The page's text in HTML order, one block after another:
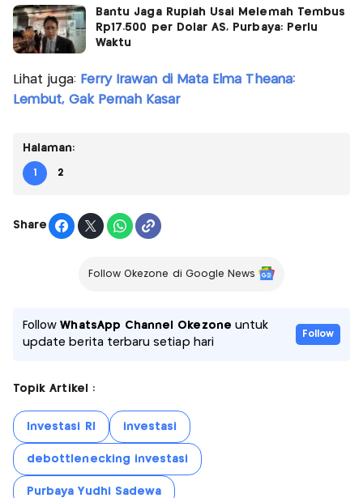
Bantu Jaga Rupiah Usai Melemah Tembus
Rp17.500 per Dolar AS, Purbaya: Perlu
Waktu
Lihat juga: Ferry Irawan di Mata Elma Theana:
Lembut, Gak Pernah Kasar
Halaman:
1 2
Share
Follow Okezone di Google News
FollowWhatsApp Channel Okezone untuk
update berita terbaru setiap hari
Follow
Topik Artikel :
Investasi RI investasi
debottlenecking investasi
Purbaya Yudhi Sadewa